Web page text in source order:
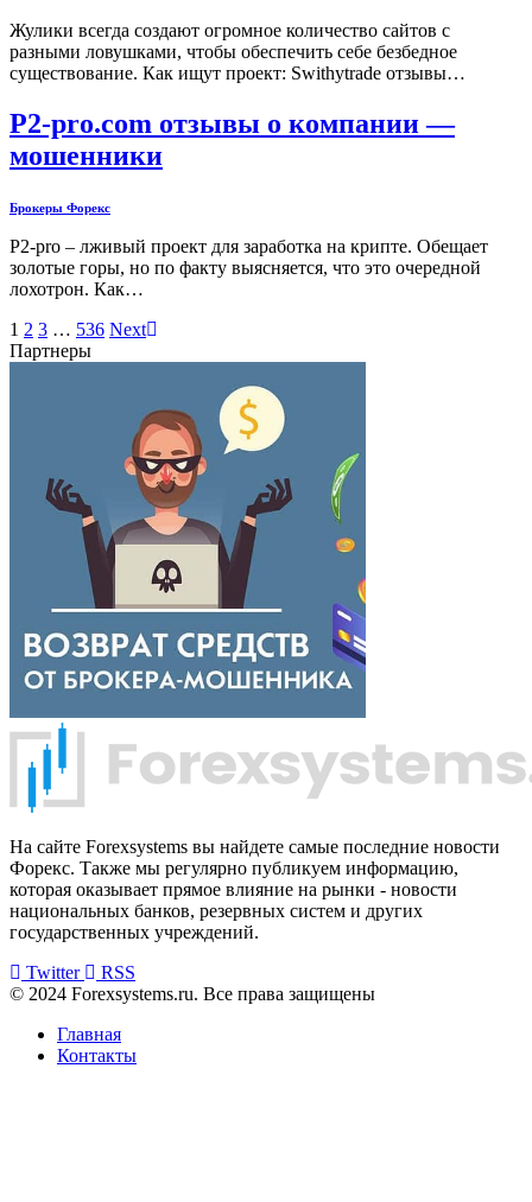
Жулики всегда создают огромное количество сайтов с
разными ловушками, чтобы обеспечить себе безбедное
существование. Как ищут проект: Swithytrade отзывы…
P2-pro.com отзывы о компании —
мошенники
Брокеры Форекс
P2-pro – лживый проект для заработка на крипте. Обещает
золотые горы, но по факту выясняется, что это очередной
лохотрон. Как…
1 2 3 … 536 Next
Партнеры
На сайте Forexsystems вы найдете самые последние новости
Форекс. Также мы регулярно публикуем информацию,
которая оказывает прямое влияние на рынки - новости
национальных банков, резервных систем и других
государственных учреждений.
Twitter
RSS
© 2024 Forexsystems.ru. Все права защищены
Главная
Контакты